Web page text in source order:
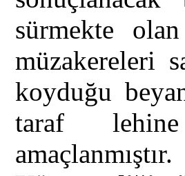
sürmekte
müzakereleri
koyduğu
taraf lehine
amaçlanmıştır.